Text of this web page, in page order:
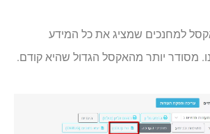
למחנכים שמציג את כל המידע
מסודר יותר מהאקסל הגדול שהיא קודם.